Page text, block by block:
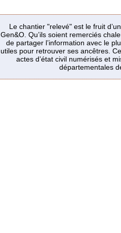
Le chantier "relevé" est le fruit
Gen&O. Qu’ils soient remerciés
de partager l’information avec le
utiles pour retrouver ses ancêtres.
actes d’état civil numérisés et
départementales